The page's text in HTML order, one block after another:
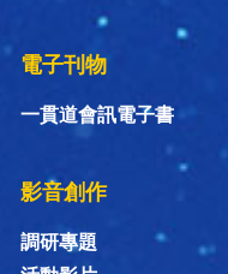
電子刊物
一貫道會訊電子書
影音創作
調研專題